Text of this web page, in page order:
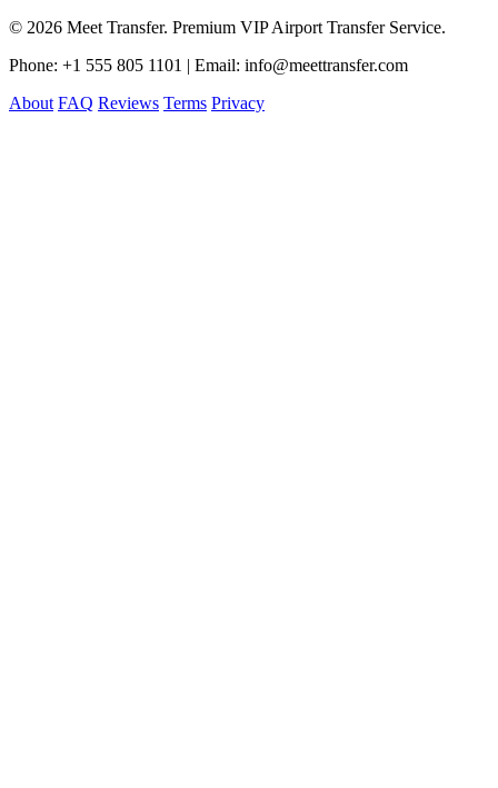
© 2026 Meet Transfer. Premium VIP Airport Transfer Service.
Phone: +1 555 805 1101 | Email: info@meettransfer.com
About FAQ Reviews Terms Privacy